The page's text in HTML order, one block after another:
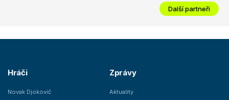
Další partneři
Hráči
Novak Djokovič
Zprávy
Aktuality